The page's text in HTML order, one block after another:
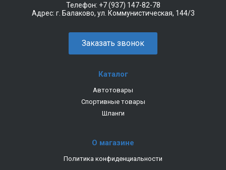
Телефон: +7 (937) 147-82-78
Адрес: г. Балаково, ул. Коммунистическая, 144/3
Заказать звонок
Каталог
Автотовары
Спортивные товары
Шланги
О магазине
Политика конфиденциальности